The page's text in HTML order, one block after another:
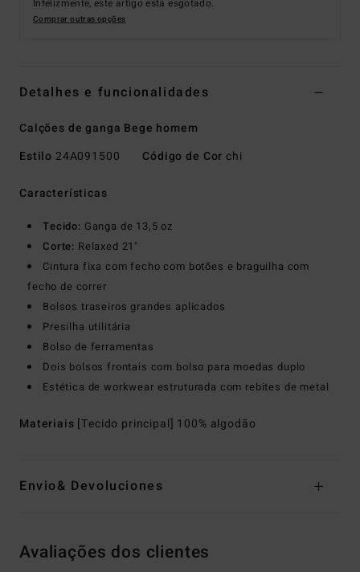
Infelizmente, este artigo está esgotado.
Comprar outras opções
Detalhes e funcionalidades
Calções de ganga Bege homem
Estilo 24A091500 Código de Cor chi
Características
Tecido: Ganga de 13,5 oz
Corte: Relaxed 21"
Cintura fixa com fecho com botões e braguilha com
fecho de correr
Bolsos traseiros grandes aplicados
Presilha utilitária
Bolso de ferramentas
Dois bolsos frontais com bolso para moedas duplo
Estética de workwear estruturada com rebites de metal
Materiais [Tecido principal] 100% algodão
Envio& Devoluciones
Avaliações dos clientes